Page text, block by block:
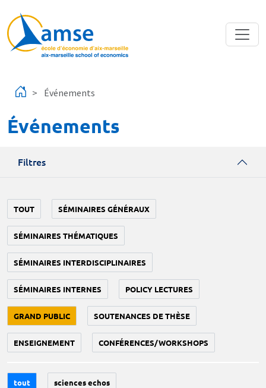
Événements
Événements
Filtres
TOUT SÉMINAIRES GÉNÉRAUX
SÉMINAIRES THÉMATIQUES
SÉMINAIRES INTERDISCIPLINAIRES
SÉMINAIRES INTERNES POLICY LECTURES
GRAND PUBLIC SOUTENANCES DE THÈSE
ENSEIGNEMENT CONFÉRENCES/WORKSHOPS
tout sciences echos